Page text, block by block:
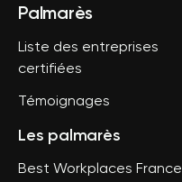
Palmarès
Liste des entreprises
certifiées
Témoignages
Les palmarès
Best Workplaces France